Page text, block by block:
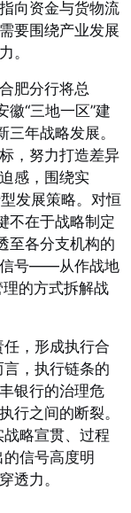
向资金与货物流
要围绕产业发展
。
肥分行将总
徽“三地一区”建
三年战略发展。
，努力打造差异
感，围绕实
发展策略。对恒
不在于战略制定
至各分支机构的
信号——从作战地
的方式拆解战
，形成执行合
，执行链条的
银行的治理危
行之间的断裂。
略宣贯、过程
信号高度明
透力。